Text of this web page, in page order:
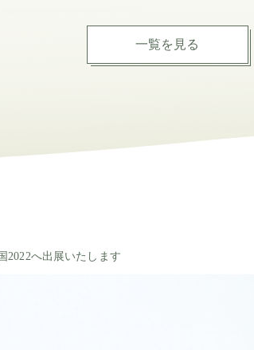
一覧を見る
2022へ出展いたします